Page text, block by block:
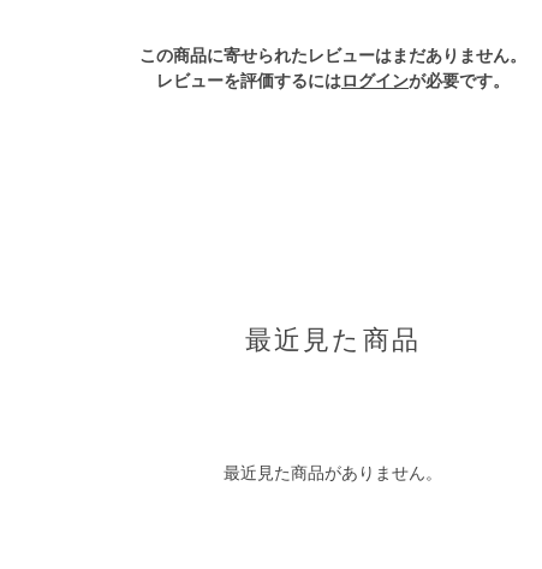
この商品に寄せられたレビューはまだありません。
レビューを評価するにはログインが必要です。
最近見た商品
最近見た商品がありません。